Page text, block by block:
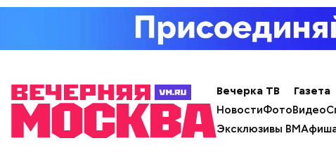
Вечерка ТВ Газета
НовостиФотоВидео
Эксклюзивы ВМ